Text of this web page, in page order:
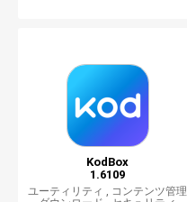
KodBox
1.6109
ユーティリティ ,
コンテンツ管理